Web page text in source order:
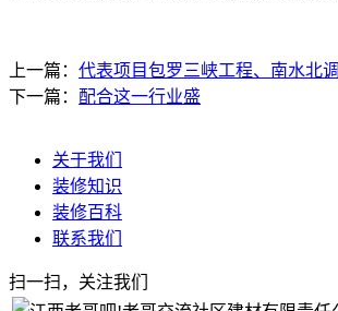
上一篇： 代表项目包罗三峡工程、南水北调
下一篇： 配合这一行业盛
关于我们
装修知识
装修百科
联系我们
扫一扫，关注我们